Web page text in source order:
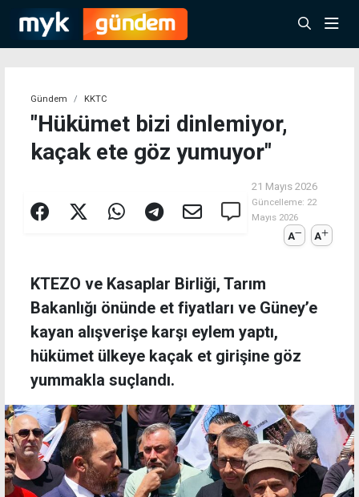
Gündem KKTC
"Hükümet bizi dinlemiyor,
kaçak ete göz yumuyor"
21 Mayıs 2026
Güncelleme: 22
Mayıs 2026
A A
KTEZO ve Kasaplar Birliği, Tarım
Bakanlığı önünde et fiyatları ve Güney’e
kayan alışverişe karşı eylem yaptı,
hükümet ülkeye kaçak et girişine göz
yummakla suçlandı.